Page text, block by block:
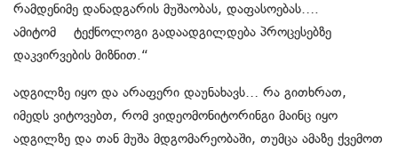
რამდენიმე დანადგარის მუშაობას, დაფასოებას….
ამიტომ ტექნოლოგი გადაადგილდება პროცესებზე
დაკვირვების მიზნით.“
ადგილზე იყო და არაფერი დაუნახავს… რა გითხრათ,
იმედს ვიტოვებთ, რომ ვიდეომონიტორინგი მაინც იყო
ადგილზე და თან მუშა მდგომარეობაში, თუმცა ამაზე ქვემოთ